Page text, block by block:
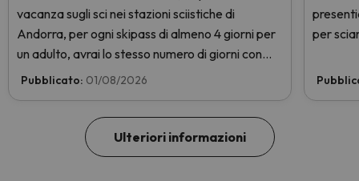
vacanza sugli sci nei stazioni sciistiche di
Andorra, per ogni skipass di almeno 4 giorni per
un adulto, avrai lo stesso numero di giorni con
skipass per 1 bambino totalmente GRATIS. Entra
Pubblicato: 01/08/2026
per
Ulteriori informazioni